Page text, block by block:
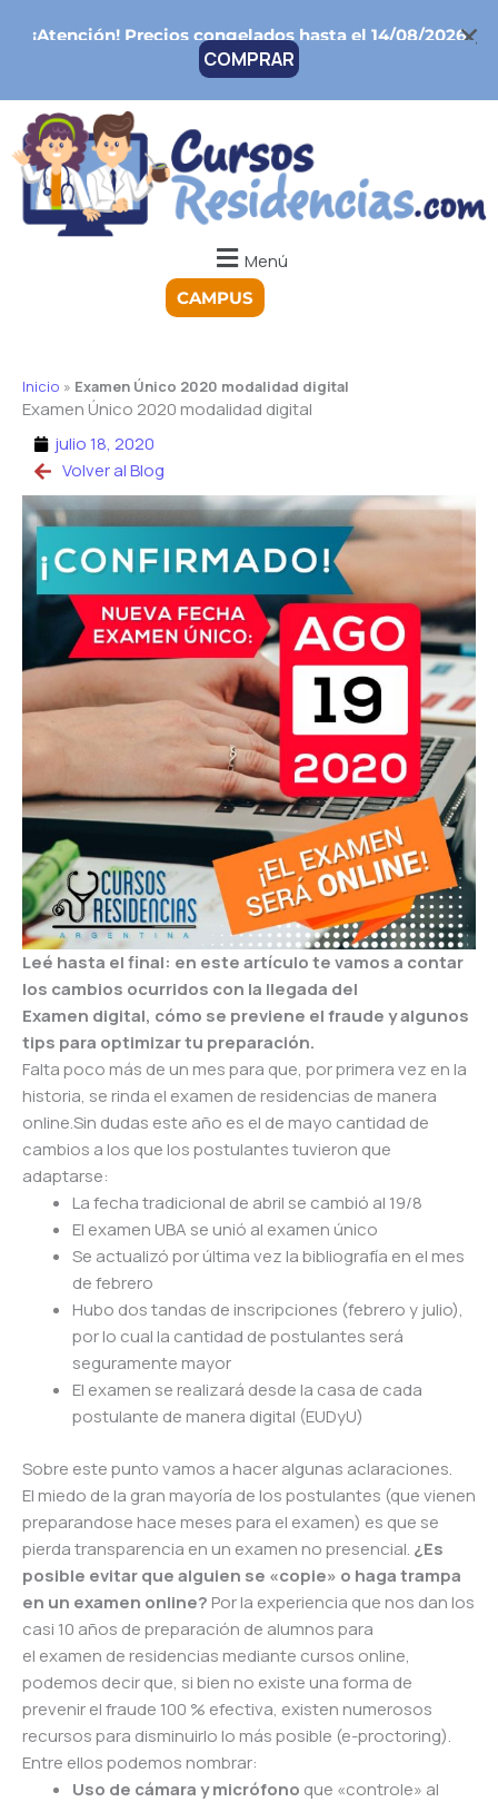
¡Atención!Precios congelados hasta el 14/08/2026
COMPRAR
Menú
CAMPUS
Inicio » Examen Único 2020 modalidad digital
Examen Único 2020 modalidad digital
julio 18, 2020
Volver al Blog
Leé hasta el final: en este artículo te vamos a contar
los cambios ocurridos con la llegada del
Examen digital, cómo se previene el fraude y algunos
tips para optimizar tu preparación.
Falta poco más de un mes para que, por primera vez en la
historia, se rinda el examen de residencias de manera
online.Sin dudas este año es el de mayo cantidad de
cambios a los que los postulantes tuvieron que
adaptarse:
La fecha tradicional de abril se cambió al 19/8
El examen UBA se unió al examen único
Se actualizó por última vez la bibliografía en el mes
de febrero
Hubo dos tandas de inscripciones (febrero y julio),
por lo cual la cantidad de postulantes será
seguramente mayor
El examen se realizará desde la casa de cada
postulante de manera digital (EUDyU)
Sobre este punto vamos a hacer algunas aclaraciones.
El miedo de la gran mayoría de los postulantes (que vienen
preparandose hace meses para el examen) es que se
pierda transparencia en un examen no presencial. ¿Es
posible evitar que alguien se «copie» o haga trampa
en un examen online? Por la experiencia que nos dan los
casi 10 años de preparación de alumnos para
el examen de residencias mediante cursos online,
podemos decir que, si bien no existe una forma de
prevenir el fraude 100 % efectiva, existen numerosos
recursos para disminuirlo lo más posible (e-proctoring).
Entre ellos podemos nombrar:
Uso de cámara y micrófono que «controle» al